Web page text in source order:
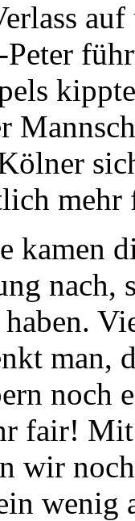
kamen
nach,
man,
noch
fair!
wir
wenig